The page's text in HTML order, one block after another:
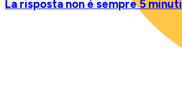
La risposta non è sempre 5 minuti